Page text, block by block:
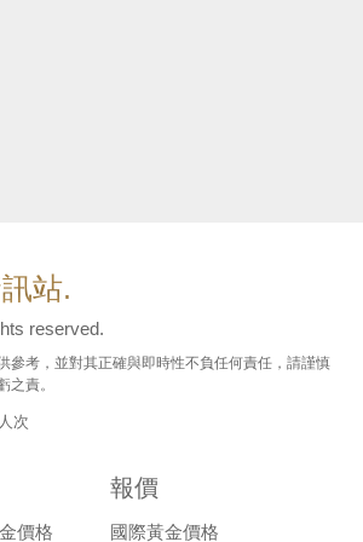
站.
reserved.
參考，並對其正確與即時性不負任何責任，請謹慎
之責。
次
價格
報價
國際黃金價格